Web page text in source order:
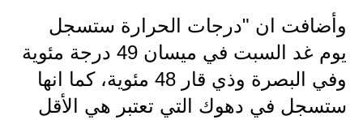
المرحلة الابتدائية
المرحلة المتوسطة
المرحلة الاعدادية
وأضافت ان "درجات الحرارة ستسجل
يوم غد السبت في ميسان 49 درجة مئوية
وفي البصرة وذي قار 48 مئوية، كما انها
ستسجل في دهوك التي تعتبر هي الأقل